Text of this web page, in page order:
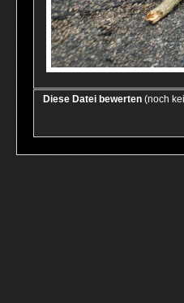
Diese Datei bewerten (noch